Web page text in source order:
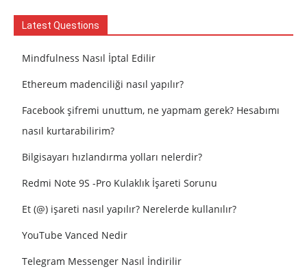
Latest Questions
Mindfulness Nasıl İptal Edilir
Ethereum madenciliği nasıl yapılır?
Facebook şifremi unuttum, ne yapmam gerek? Hesabımı
nasıl kurtarabilirim?
Bilgisayarı hızlandırma yolları nelerdir?
Redmi Note 9S -Pro Kulaklık İşareti Sorunu
Et (@) işareti nasıl yapılır? Nerelerde kullanılır?
YouTube Vanced Nedir
Telegram Messenger Nasıl İndirilir